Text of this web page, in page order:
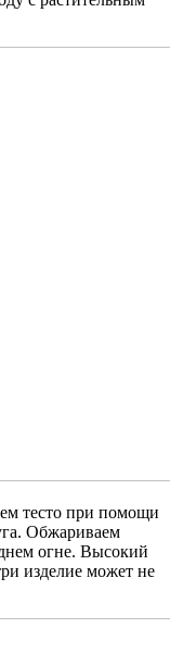
тесто при помощи
Обжариваем
огне. Высокий
изделие может не